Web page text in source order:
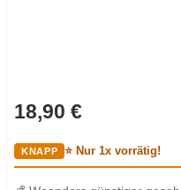
Regulärer Preis:
18,90 €
⭐ Nur 1x vorrätig!